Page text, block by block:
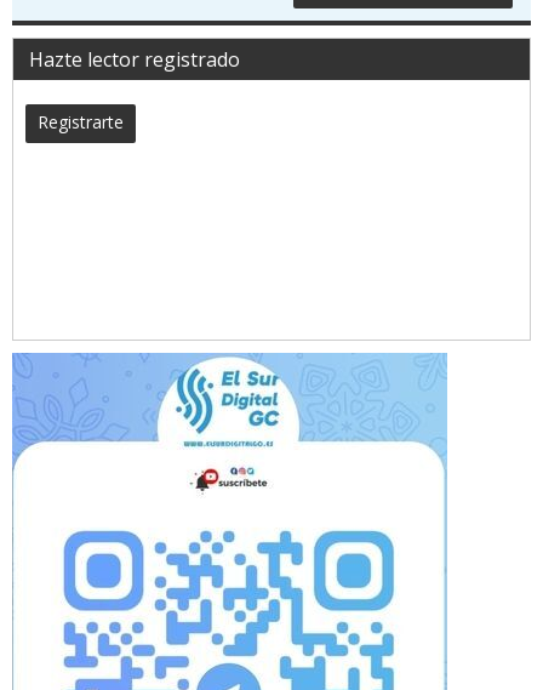
Hazte lector registrado
Registrarte